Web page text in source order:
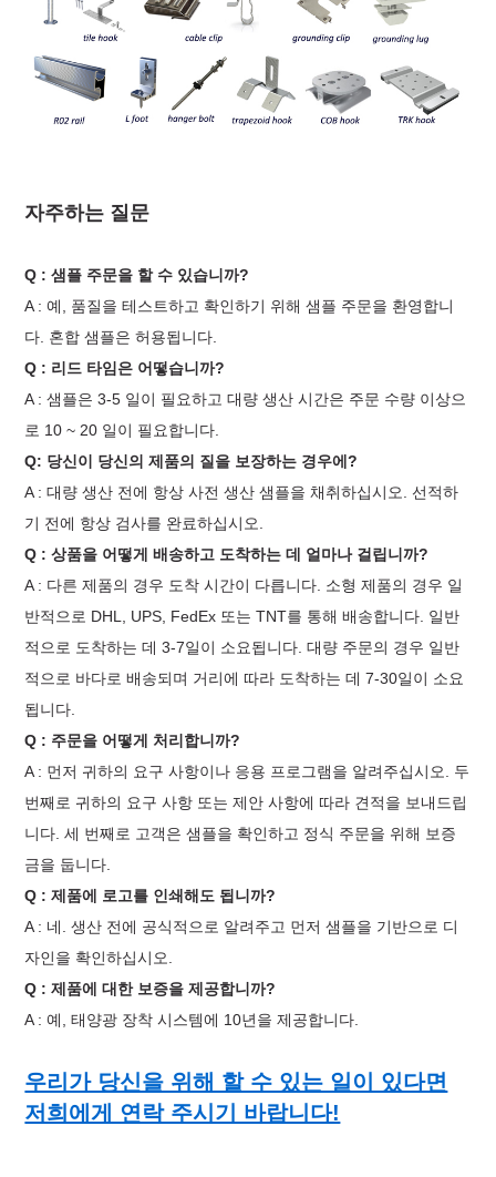
자주하는 질문
Q : 샘플 주문을 할 수 있습니까?
A : 예, 품질을 테스트하고 확인하기 위해 샘플 주문을 환영합니
다. 혼합 샘플은 허용됩니다.
Q : 리드 타임은 어떻습니까?
A : 샘플은 3-5 일이 필요하고 대량 생산 시간은 주문 수량 이상으
로 10 ~ 20 일이 필요합니다.
Q: 당신이 당신의 제품의 질을 보장하는 경우에?
A : 대량 생산 전에 항상 사전 생산 샘플을 채취하십시오. 선적하
기 전에 항상 검사를 완료하십시오.
Q : 상품을 어떻게 배송하고 도착하는 데 얼마나 걸립니까?
A : 다른 제품의 경우 도착 시간이 다릅니다. 소형 제품의 경우 일
반적으로 DHL, UPS, FedEx 또는 TNT를 통해 배송합니다. 일반
적으로 도착하는 데 3-7일이 소요됩니다. 대량 주문의 경우 일반
적으로 바다로 배송되며 거리에 따라 도착하는 데 7-30일이 소요
됩니다.
Q : 주문을 어떻게 처리합니까?
A : 먼저 귀하의 요구 사항이나 응용 프로그램을 알려주십시오. 두
번째로 귀하의 요구 사항 또는 제안 사항에 따라 견적을 보내드립
니다. 세 번째로 고객은 샘플을 확인하고 정식 주문을 위해 보증
금을 둡니다.
Q : 제품에 로고를 인쇄해도 됩니까?
A : 네. 생산 전에 공식적으로 알려주고 먼저 샘플을 기반으로 디
자인을 확인하십시오.
Q : 제품에 대한 보증을 제공합니까?
A : 예, 태양광 장착 시스템에 10년을 제공합니다.
우리가 당신을 위해 할 수 있는 일이 있다면
저희에게 연락 주시기 바랍니다!